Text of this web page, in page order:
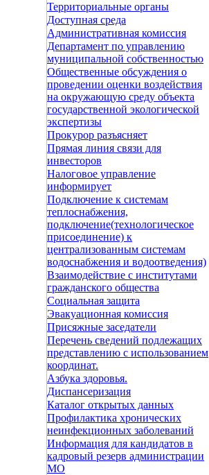
Территориальные органы
Доступная среда
Административная комиссия
Департамент по управлению
муниципальной собственностью
Общественные обсуждения о
проведении оценки воздействия
на окружающую среду объекта
государственной экологической
экспертизы
Прокурор разъясняет
Прямая линия связи для
инвесторов
Налоговое управление
информирует
Подключение к системам
теплоснабжения,
подключение(технологическое
присоединение) к
централизованным системам
водоснабжения и водоотведения)
Взаимодействие с институтами
гражданского общества
Социальная защита
Эвакуационная комиссия
Присяжные заседатели
Перечень сведений подлежащих
представлению с использованием
координат.
Азбука здоровья.
Диспансеризация
Каталог открытых данных
Профилактика хронических
неинфекционных заболеваний
Информация для кандидатов в
кадровый резерв администрации
МО